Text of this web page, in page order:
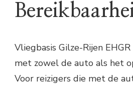
Vliegbasis Gilze-Rijen
met zowel de auto als het
Voor reizigers die met de